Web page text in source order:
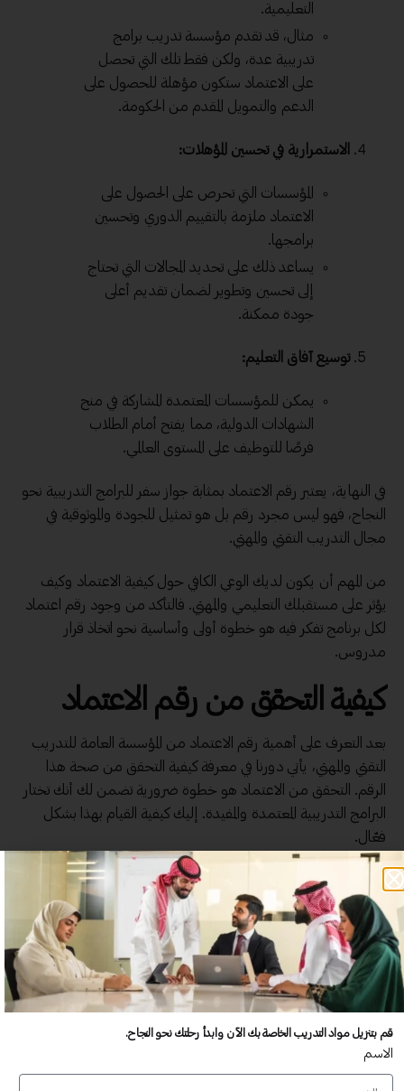
التعليمية.
مثال، قد تقدم مؤسسة تدريب برامج
تدريبية عدة، ولكن فقط تلك التي تحصل
على الاعتماد ستكون مؤهلة للحصول على
الدعم والتمويل المقدم من الحكومة.
الاستمرارية في تحسين المؤهلات:
المؤسسات التي تحرص على الحصول على
الاعتماد ملزمة بالتقييم الدوري وتحسين
برامجها.
يساعد ذلك على تحديد المجالات التي تحتاج
إلى تحسين وتطوير لضمان تقديم أعلى
جودة ممكنة.
توسيع آفاق التعليم:
يمكن للمؤسسات المعتمدة المشاركة في منح
الشهادات الدولية، مما يفتح أمام الطلاب
فرصًا للتوظيف على المستوى العالمي.
في النهاية، يعتبر رقم الاعتماد بمثابة جواز سفر للبرامج التدريبية نحو
النجاح، فهو ليس مجرد رقم بل هو تمثيل للجودة والموثوقية في
مجال التدريب التقني والمهني.
من المهم أن يكون لديك الوعي الكافي حول كيفية الاعتماد وكيف
يؤثر على مستقبلك التعليمي والمهني. فالتأكد من وجود رقم اعتماد
لكل برنامج تفكر فيه هو خطوة أولى وأساسية نحو اتخاذ قرار
مدروس.
كيفية التحقق من رقم الاعتماد
بعد التعرف على أهمية رقم الاعتماد من المؤسسة العامة للتدريب
التقني والمهني، يأتي دورنا في معرفة كيفية التحقق من صحة هذا
الرقم. التحقق من الاعتماد هو خطوة ضرورية تضمن لك أنك تختار
البرامج التدريبية المعتمدة والمفيدة. إليك كيفية القيام بهذا بشكل
فعّال.
الخطوات الأساسية للتحقق من رقم
الاعتماد
للتحقق من رقم الاعتماد، هناك مجموعة من الخطوات الأساسية
التي يمكن اتباعها بكل سهولة:
زيارة الموقع الرسمي للمؤسسة العامة للتدريب التقني
قم بتنزيل مواد التدريب الخاصة بك الآن وابدأ رحلتك نحو النجاح.
الاسم